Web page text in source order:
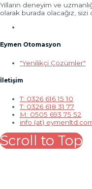
Yılların deneyim ve
olarak burada olacağız, sizi
Eymen Otomasyon
"Yenilikçi Çözümler"
İletişim
T: 0326 616 15 10
T: 0326 618 31 77
M: 0505 693 75 52
info (at)
Scroll to Top